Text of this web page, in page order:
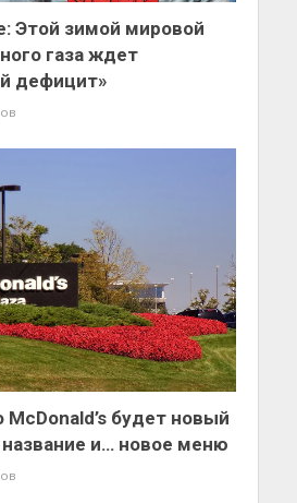
Этой зимой мировой
газа ждет
дефицит»
McDonald’s будет новый
и… новое меню